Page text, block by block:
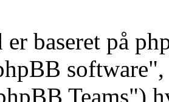
er baseret på
Teams")